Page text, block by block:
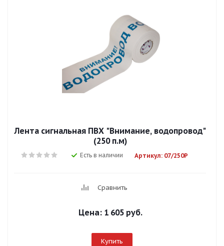
Лента сигнальная ПВХ "Внимание, водопровод"
(250 п.м)
Есть в наличии Артикул: 07/250Р
Сравнить
Цена: 1 605 руб.
Купить